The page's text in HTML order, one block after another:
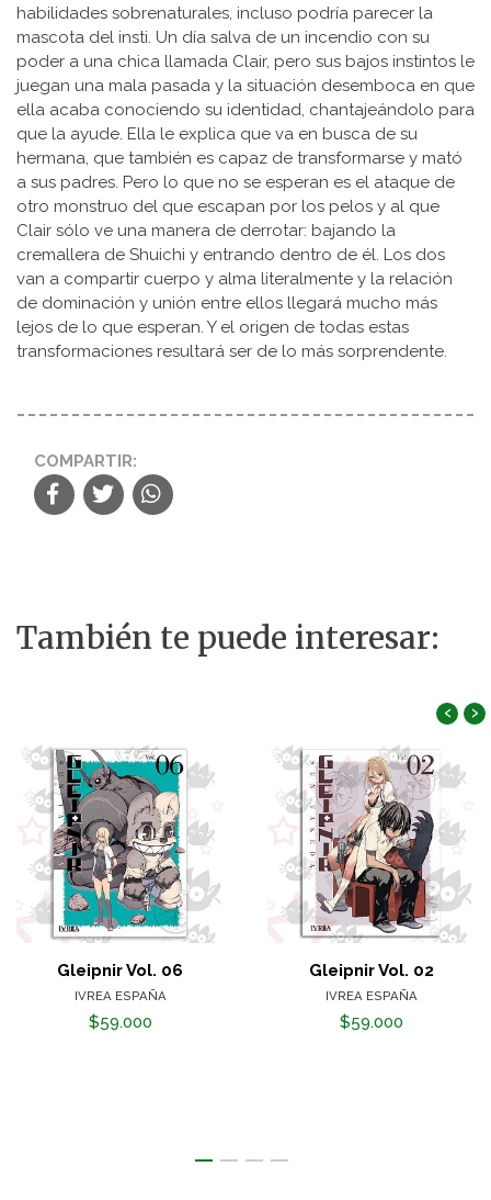
habilidades sobrenaturales, incluso podría parecer la
mascota del insti. Un día salva de un incendio con su
poder a una chica llamada Clair, pero sus bajos instintos le
juegan una mala pasada y la situación desemboca en que
ella acaba conociendo su identidad, chantajeándolo para
que la ayude. Ella le explica que va en busca de su
hermana, que también es capaz de transformarse y mató
a sus padres. Pero lo que no se esperan es el ataque de
otro monstruo del que escapan por los pelos y al que
Clair sólo ve una manera de derrotar: bajando la
cremallera de Shuichi y entrando dentro de él. Los dos
van a compartir cuerpo y alma literalmente y la relación
de dominación y unión entre ellos llegará mucho más
lejos de lo que esperan. Y el origen de todas estas
transformaciones resultará ser de lo más sorprendente.
COMPARTIR:
También te puede interesar:
Gleipnir Vol. 06
IVREA ESPAÑA
$59.000
Gleipnir Vol. 02
IVREA ESPAÑA
$59.000
‹ ›